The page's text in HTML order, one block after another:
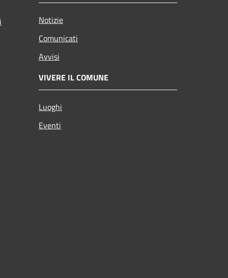
Notizie
Comunicati
Avvisi
VIVERE IL COMUNE
Luoghi
Eventi